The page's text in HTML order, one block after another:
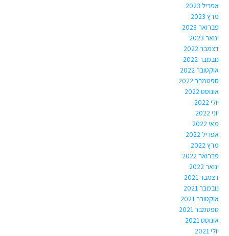
אפריל 2023
מרץ 2023
פברואר 2023
ינואר 2023
דצמבר 2022
נובמבר 2022
אוקטובר 2022
ספטמבר 2022
אוגוסט 2022
יולי 2022
יוני 2022
מאי 2022
אפריל 2022
מרץ 2022
פברואר 2022
ינואר 2022
דצמבר 2021
נובמבר 2021
אוקטובר 2021
ספטמבר 2021
אוגוסט 2021
יולי 2021